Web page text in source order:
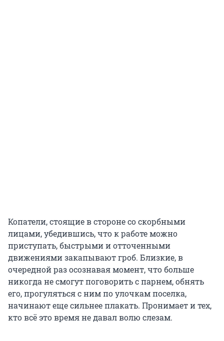
Копатели, стоящие в стороне со скорбными
лицами, убедившись, что к работе можно
приступать, быстрыми и отточенными
движениями закапывают гроб. Близкие, в
очередной раз осознавая момент, что больше
никогда не смогут поговорить с парнем, обнять
его, прогуляться с ним по улочкам поселка,
начинают еще сильнее плакать. Пронимает и тех,
кто всё это время не давал волю слезам.